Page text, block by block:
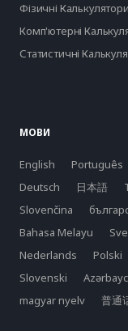
Фізичні Калькулятори
Комп'ютерні
Статистичні
МОВИ
English Português
Deutsch
日本語
Slovenčina
Bahasa Melayu
Nederlands
Polski
Slovenski
magyar nyelv
普通